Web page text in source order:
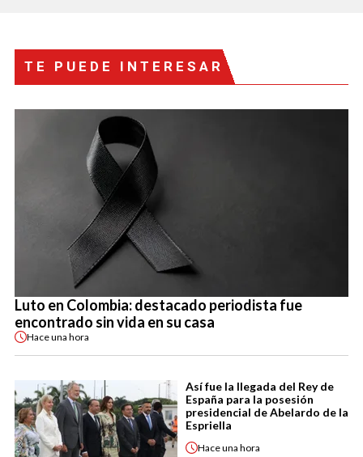
TE PUEDE INTERESAR
Luto en Colombia: destacado periodista fue
encontrado sin vida en su casa
Haceuna hora
Así fue la llegada del Rey de
España para la posesión
presidencial de Abelardo de la
Espriella
Haceuna hora